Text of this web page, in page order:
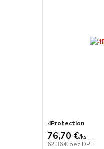
4Protection
76,70 €/ks
62,36 € bez DPH